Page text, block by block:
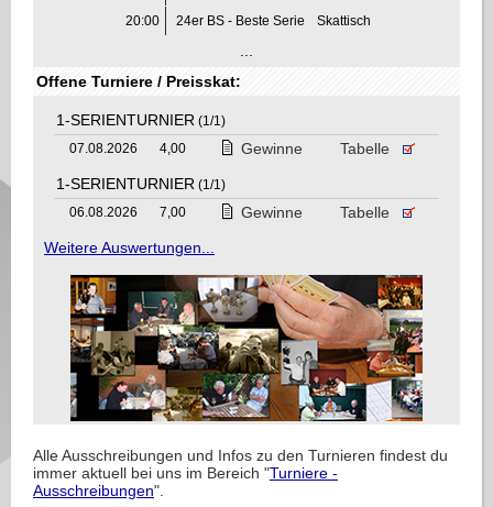
20:00
24er BS - Beste Serie Skattisch
Offene Turniere / Preisskat:
1-SERIENTURNIER (1/1)
07.08.2026
4,00 Gewinne
Tabelle
1-SERIENTURNIER (1/1)
06.08.2026
7,00 Gewinne
Tabelle
Weitere Auswertungen...
Alle Ausschreibungen und Infos zu den Turnieren findest du
immer aktuell bei uns im Bereich "Turniere -
Ausschreibungen".